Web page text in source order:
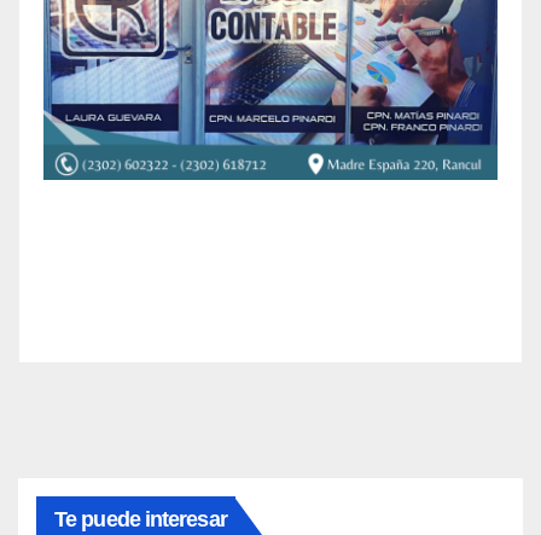
Te puede interesar